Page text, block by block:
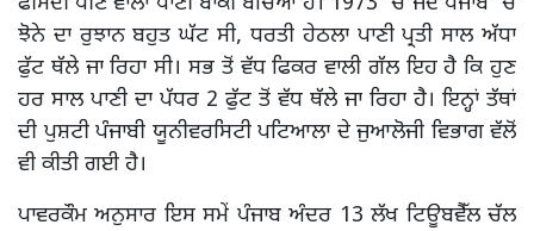
ਝੋਨੇ ਦਾ ਰੁਝਾਨ ਬਹੁਤ ਘੱਟ ਸੀ, ਧਰਤੀ ਹੇਠਲਾ ਪਾਣੀ ਪ੍ਰਤੀ ਸਾਲ ਅੱਧਾ
ਫੁੱਟ ਥੱਲੇ ਜਾ ਰਿਹਾ ਸੀ। ਸਭ ਤੋਂ ਵੱਧ ਫਿਕਰ ਵਾਲੀ ਗੱਲ ਇਹ ਹੈ ਕਿ ਹੁਣ
ਹਰ ਸਾਲ ਪਾਣੀ ਦਾ ਪੱਧਰ 2 ਫੁੱਟ ਤੋਂ ਵੱਧ ਥੱਲੇ ਜਾ ਰਿਹਾ ਹੈ। ਇਨ੍ਹਾਂ ਤੱਥਾਂ
ਦੀ ਪੁਸ਼ਟੀ ਪੰਜਾਬੀ ਯੂਨੀਵਰਸਿਟੀ ਪਟਿਆਲਾ ਦੇ ਜੁਆਲੋਜੀ ਵਿਭਾਗ ਵੱਲੋਂ
ਵੀ ਕੀਤੀ ਗਈ ਹੈ।
ਪਾਵਰਕੌਮ ਅਨੁਸਾਰ ਇਸ ਸਮੇਂ ਪੰਜਾਬ ਅੰਦਰ 13 ਲੱਖ ਟਿਊਬਵੈੱਲ ਚੱਲ